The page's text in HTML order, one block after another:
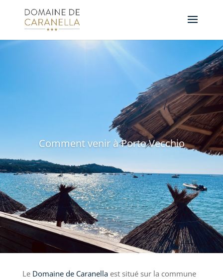
Comment venir à Porto Vecchio
Le Domaine de Caranellaest situé sur la commune